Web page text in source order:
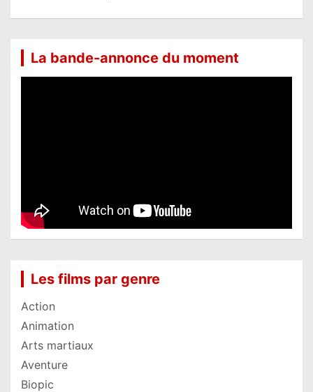
La bande-annonce du moment
Les films par genre
Action
Animation
Arts martiaux
Aventure
Biopic